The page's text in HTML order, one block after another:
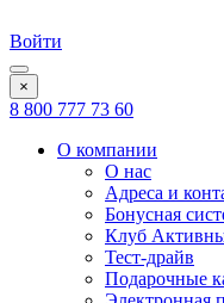
Войти
×
8 800 777 73 60
О компании
О нас
Адреса и
Бонусная
Клуб
Тест-драйв
Подарочные